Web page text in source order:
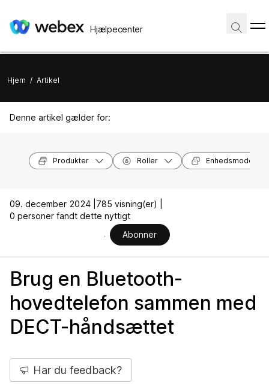
Hjælpecenter
Hjem / Artikel
Denne artikel gælder for:
Produkter Roller Enhedsmodeller
09. december 2024 | 785 visning(er) |
0 personer fandt dette nyttigt
Abonner
Brug en Bluetooth-
hovedtelefon sammen med
DECT-håndsættet
Har du feedback?